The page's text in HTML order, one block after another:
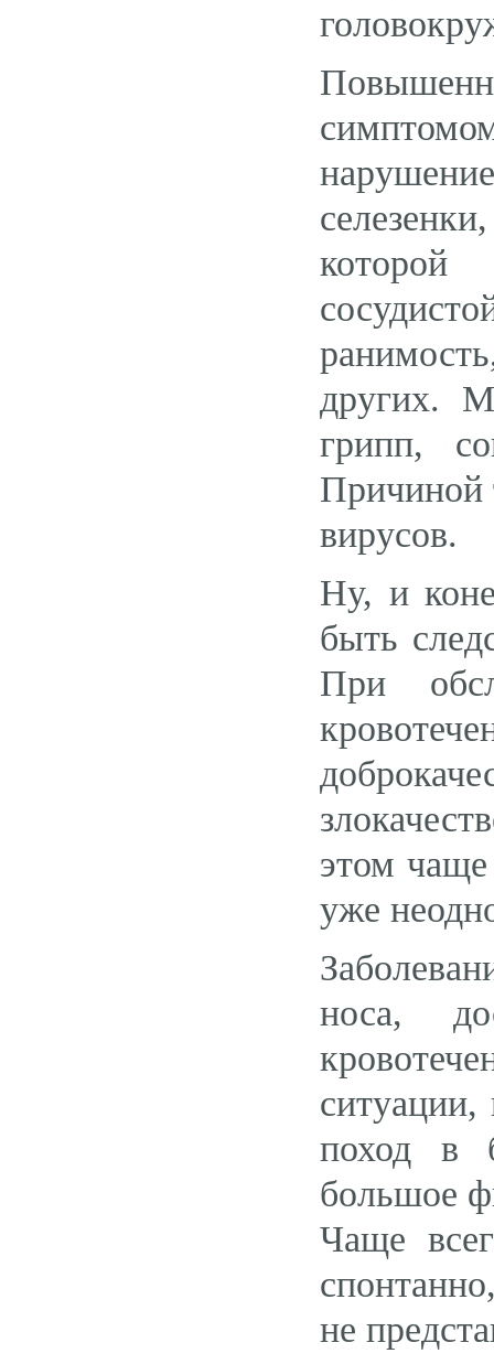
которой
других.
грипп,
Причиной
вирусов.
Ну, и
быть
При
этом
уже
носа,
поход в
большое
Чаще
не